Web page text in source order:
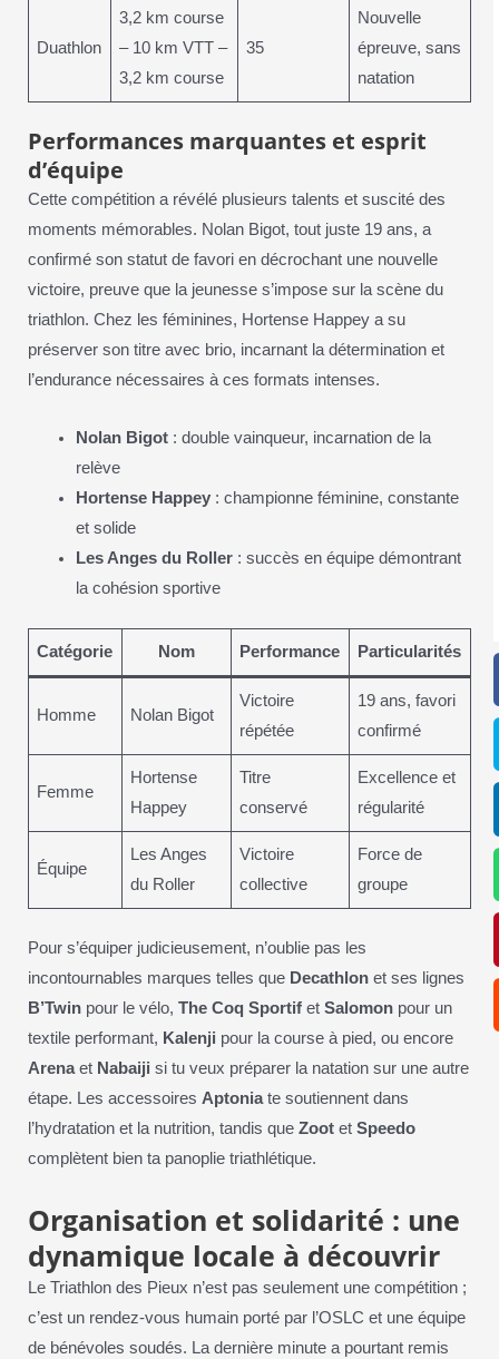
Duathlon
3,2 km course
– 10 km VTT –
3,2 km course
35
Nouvelle
épreuve, sans
natation
Performances marquantes et esprit
d’équipe
Cette compétition a révélé plusieurs talents et suscité des
moments mémorables. Nolan Bigot, tout juste 19 ans, a
confirmé son statut de favori en décrochant une nouvelle
victoire, preuve que la jeunesse s’impose sur la scène du
triathlon. Chez les féminines, Hortense Happey a su
préserver son titre avec brio, incarnant la détermination et
l’endurance nécessaires à ces formats intenses.
Nolan Bigot : double vainqueur, incarnation de la
relève
Hortense Happey : championne féminine, constante
et solide
Les Anges du Roller : succès en équipe démontrant
la cohésion sportive
Catégorie Nom Performance Particularités
Homme Nolan Bigot
Victoire
répétée
19 ans, favori
confirmé
Femme
Hortense
Happey
Titre
conservé
Excellence et
régularité
Équipe
Les Anges
du Roller
Victoire
collective
Force de
groupe
Pour s’équiper judicieusement, n’oublie pas les
incontournables marques telles que Decathlonet ses lignes
B’Twinpour le vélo, The Coq Sportifet Salomonpour un
textile performant, Kalenji pour la course à pied, ou encore
Arenaet Nabaiji si tu veux préparer la natation sur une autre
étape. Les accessoires Aptoniate soutiennent dans
l’hydratation et la nutrition, tandis que Zootet Speedo
complètent bien ta panoplie triathlétique.
Organisation et solidarité : une
dynamique locale à découvrir
Le Triathlon des Pieux n’est pas seulement une compétition ;
c’est un rendez-vous humain porté par l’OSLC et une équipe
de bénévoles soudés. La dernière minute a pourtant remis